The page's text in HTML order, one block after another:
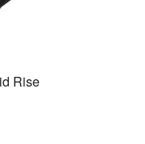
håndvask
hverdages leveringstid
Rise